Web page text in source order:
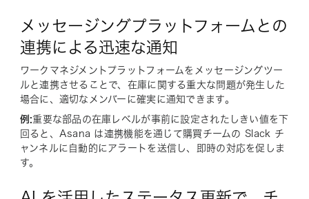
メッセージングプラットフォームとの
連携による迅速な通知
ワークマネジメントプラットフォームをメッセージングツー
ルと連携させることで、在庫に関する重大な問題が発生した
場合に、適切なメンバーに確実に通知できます。
例:重要な部品の在庫レベルが事前に設定されたしきい値を下
回ると、Asana は連携機能を通じて購買チームの Slack チ
ャンネルに自動的にアラートを送信し、即時の対応を促しま
す。